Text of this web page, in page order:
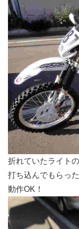
折れていたライト
打ち込んでもらった
動作OK！